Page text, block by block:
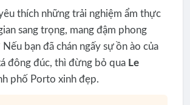
thích những trải nghiệm ẩm thực
sang trọng, mang đậm phong
bạn đã chán ngấy sự ồn ào của
đông đúc, thì đừng bỏ qua Le
phố Porto xinh đẹp.